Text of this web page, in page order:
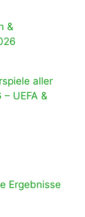
&
aller
UEFA &
Ergebnisse